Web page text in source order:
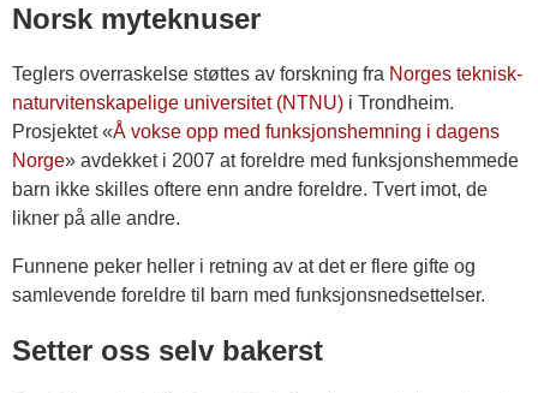
Norsk myteknuser
Teglers overraskelse støttes av forskning fra Norges teknisk-
naturvitenskapelige universitet (NTNU) i Trondheim.
Prosjektet «Å vokse opp med funksjonshemning i dagens
Norge» avdekket i 2007 at foreldre med funksjonshemmede
barn ikke skilles oftere enn andre foreldre. Tvert imot, de
likner på alle andre.
Funnene peker heller i retning av at det er flere gifte og
samlevende foreldre til barn med funksjonsnedsettelser.
Setter oss selv bakerst